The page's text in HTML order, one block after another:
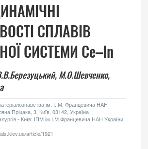
СПЛАВІВ
СИСТЕМИ Ce–In
М.О.Шевченко,
ім. І. М. Францевича НАН
Пріцака, 3, Київ, 03142, Україна
- Київ: ІПМ ім.І.М.Францевича НАН України,
article/1921